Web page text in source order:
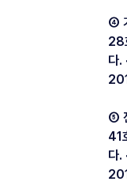
④
28
다
⑤
41
다